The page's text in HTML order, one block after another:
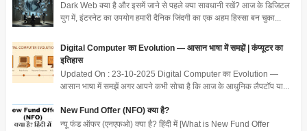
Dark Web क्या है और इसमें जाने से पहले क्या सावधानी रखें? आज के डिजिटल
युग में, इंटरनेट का उपयोग हमारी दैनिक जिंदगी का एक अहम हिस्सा बन चुका...
Digital Computer का Evolution — आसान भाषा में समझें | कंप्यूटर का
इतिहास
Updated On : 23-10-2025 Digital Computer का Evolution —
आसान भाषा में समझें अगर आपने कभी सोचा है कि आज के आधुनिक लैपटॉप या...
New Fund Offer (NFO) क्या है?
न्यू फंड ऑफर (एनएफओ) क्या है? हिंदी में [What is New Fund Offer